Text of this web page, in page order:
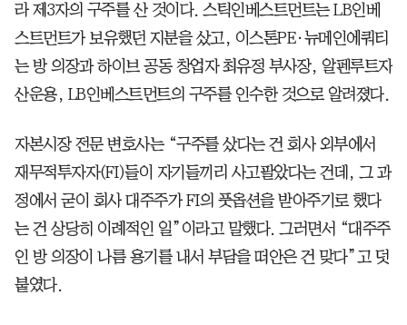
라 제3자의 구주를 산 것이다. 스틱인베스트먼트는 LB인베
스트먼트가 보유했던 지분을 샀고, 이스톤PE·뉴메인에쿼티
는 방 의장과 하이브 공동 창업자 최유정 부사장, 알펜루트자
산운용, LB인베스트먼트의 구주를 인수한 것으로 알려졌다.
자본시장 전문 변호사는 “구주를 샀다는 건 회사 외부에서
재무적투자자(FI)들이 자기들끼리 사고팔았다는 건데, 그 과
정에서 굳이 회사 대주주가 FI의 풋옵션을 받아주기로 했다
는 건 상당히 이례적인 일”이라고 말했다. 그러면서 “대주주
인 방 의장이 나름 용기를 내서 부담을 떠안은 건 맞다”고 덧
붙였다.